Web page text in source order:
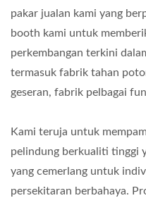
pakar jualan kami yang
booth kami untuk
perkembangan terkini
termasuk fabrik tahan
geseran, fabrik pelbagai
Kami teruja untuk
pelindung berkualiti tinggi
yang cemerlang untuk
persekitaran berbahaya.